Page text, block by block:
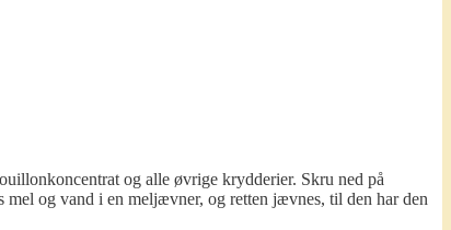
og alle øvrige krydderier. Skru ned på
og vand i en meljævner, og retten jævnes, til den har den